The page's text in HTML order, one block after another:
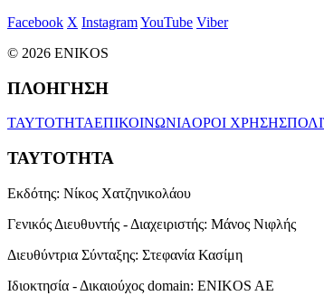
Facebook X InstagramYouTube Viber
© 2026 ENIKOS
ΠΛΟΗΓΗΣΗ
ΤΑΥΤΟΤΗΤΑΕΠΙΚΟΙΝΩΝΙΑΟΡΟΙ ΧΡΗΣΗΣ
ΤΑΥΤΟΤΗΤΑ
Εκδότης: Νίκος Χατζηνικολάου
Γενικός Διευθυντής - Διαχειριστής: Μάνος Νιφλής
Διευθύντρια Σύνταξης: Στεφανία Κασίμη
Ιδιοκτησία - Δικαιούχος domain: ENIKOS AE